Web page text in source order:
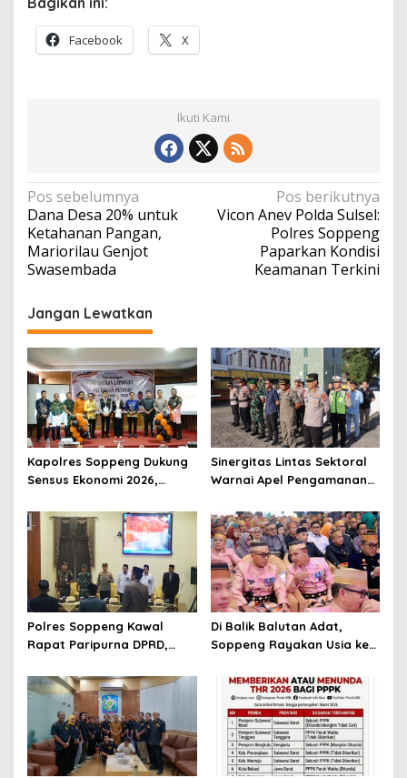
Facebook X
Ikuti Kami
Navigasi
pos
Pos sebelumnya
Dana Desa 20% untuk
Ketahanan Pangan,
Mariorilau Genjot
Swasembada
Pos berikutnya
Vicon Anev Polda Sulsel:
Polres Soppeng
Paparkan Kondisi
Keamanan Terkini
Jangan Lewatkan
Kapolres Soppeng Dukung
Sensus Ekonomi 2026,
demi Masa Depan
Pembangunan Daerah
Sinergitas Lintas Sektoral
Warnai Apel Pengamanan
di Soppeng
Polres Soppeng Kawal
Rapat Paripurna DPRD,
Jadi Pilar Stabilitas
Pemerintahan Daerah
Di Balik Balutan Adat,
Soppeng Rayakan Usia ke-
Kebersamaan